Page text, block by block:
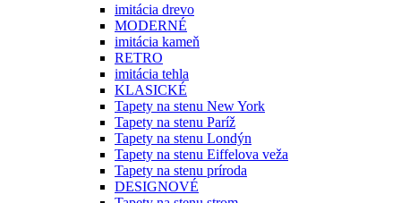
imitácia drevo
MODERNÉ
imitácia kameň
RETRO
imitácia tehla
KLASICKÉ
Tapety na stenu New York
Tapety na stenu Paríž
Tapety na stenu Londýn
Tapety na stenu Eiffelova veža
Tapety na stenu príroda
DESIGNOVÉ